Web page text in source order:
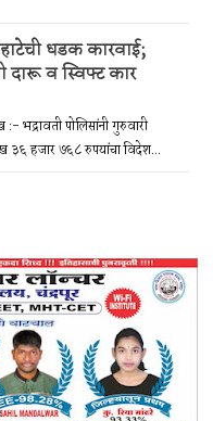
धडक कारवाई;
दारू व स्विफ्ट कार
भद्रावती पोलिसांनी गुरुवारी
हजार ७६८ रुपयांचा विदेश...